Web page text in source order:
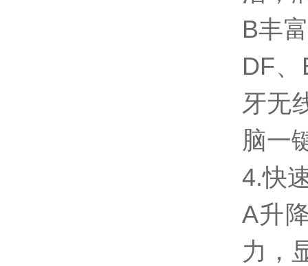
B丰
DF
牙无
脑一
4.快
A升
力，